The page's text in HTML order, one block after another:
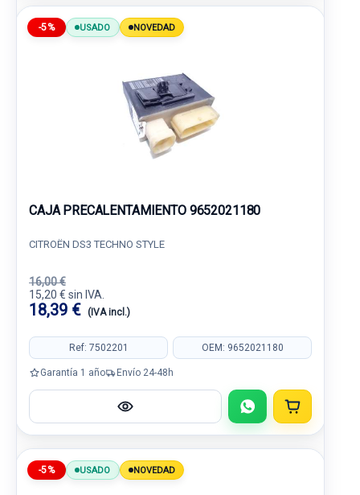
-5% USADO NOVEDAD
CAJA PRECALENTAMIENTO 9652021180
CITROËN DS3 TECHNO STYLE
16,00 €
15,20 € sin IVA.
18,39 € (IVA incl.)
Ref: 7502201 OEM: 9652021180
Garantía 1 año Envío 24-48h
-5% USADO NOVEDAD